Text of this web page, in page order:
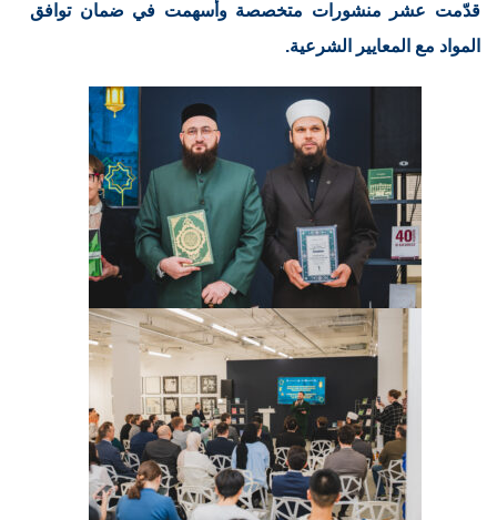
قدّمت عشر منشورات متخصصة وأسهمت في ضمان توافق
المواد مع المعايير الشرعية.